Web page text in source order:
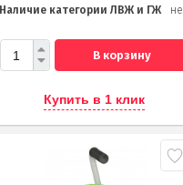
Наличие категории ЛВЖ и ГЖ
В корзину
Купить в 1 клик